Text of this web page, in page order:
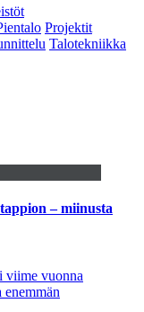
Projektit
Talotekniikka
– miinusta
viime vuonna